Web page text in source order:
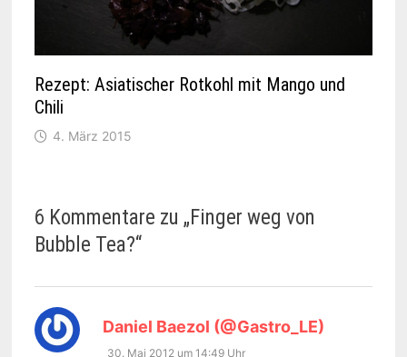
Rezept: Asiatischer Rotkohl mit Mango und
Chili
4. März 2015
6 Kommentare zu „Finger weg von
Bubble Tea?“
Daniel Baezol (@Gastro_LE)
30. Mai 2012 um 14:49 Uhr